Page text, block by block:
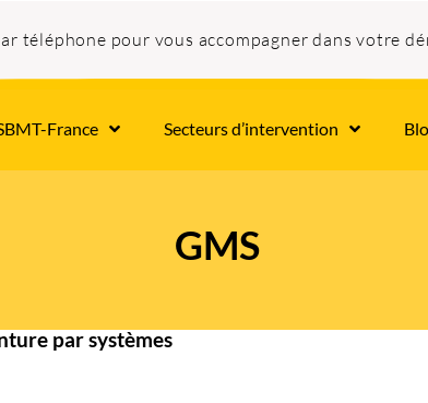
téléphone pour vous accompagner dans votre
France Secteurs d’intervention
GMS
par systèmes